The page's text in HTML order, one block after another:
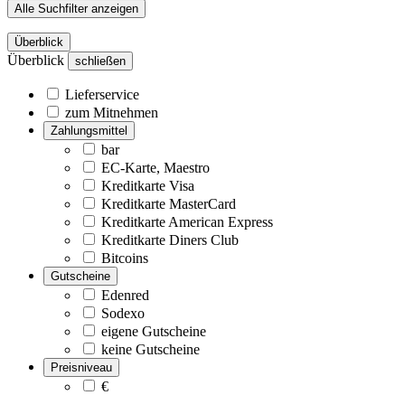
Alle Suchfilter anzeigen
Überblick
Überblick schließen
Lieferservice
zum Mitnehmen
Zahlungsmittel
bar
EC-Karte, Maestro
Kreditkarte Visa
Kreditkarte MasterCard
Kreditkarte American Express
Kreditkarte Diners Club
Bitcoins
Gutscheine
Edenred
Sodexo
eigene Gutscheine
keine Gutscheine
Preisniveau
€